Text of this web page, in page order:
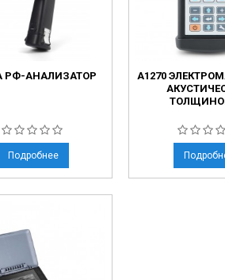
РФ-АНАЛИЗАТОР
Подробнее
А1270